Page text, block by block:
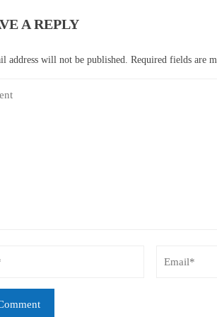
A REPLY
address will not be published. Required fields are